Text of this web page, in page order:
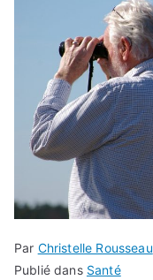
Par Christelle Rousseau
Publié dans Santé